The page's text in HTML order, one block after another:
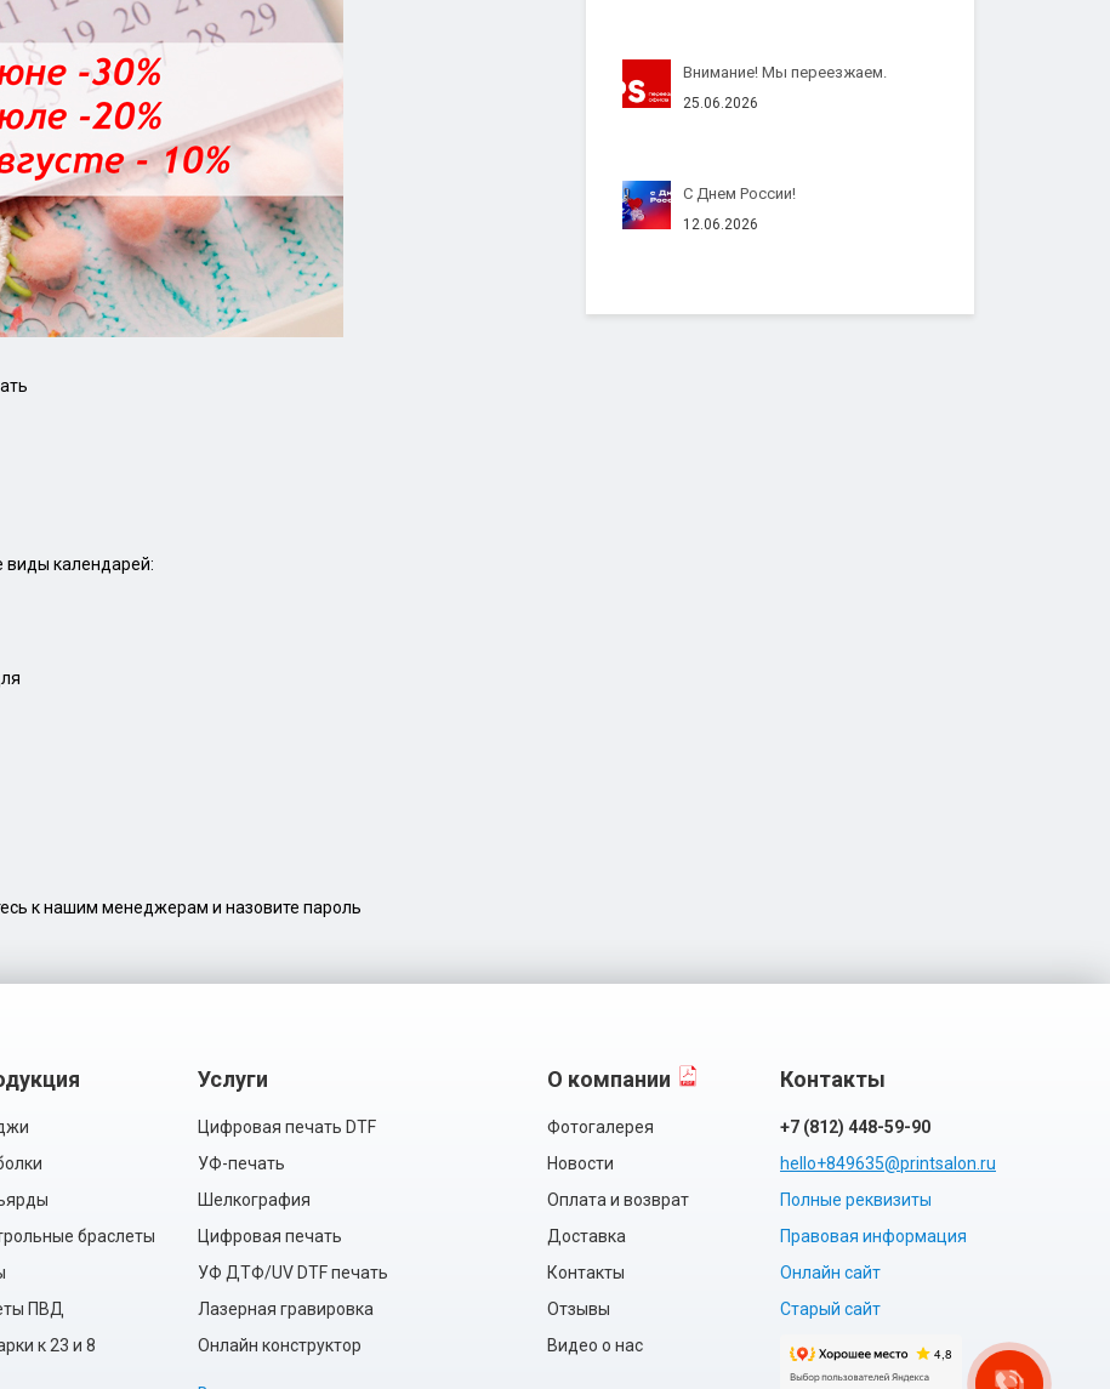
виды календарей:
к нашим менеджерам и назовите пароль
Внимание! Мы переезжаем.
25.06.2026
С Днем России!
12.06.2026
браслеты
ПВД
к 23 и 8
Услуги
Цифровая печать DTF
УФ-печать
Шелкография
Цифровая печать
УФ ДТФ/UV DTF печать
Лазерная гравировка
Онлайн конструктор
О компании
Фотогалерея
Новости
Оплата и возврат
Доставка
Контакты
Отзывы
Видео о нас
Контакты
+7 (812) 448-59-90
hello+849635@printsalon.ru
Полные реквизиты
Правовая информация
Онлайн сайт
Старый сайт